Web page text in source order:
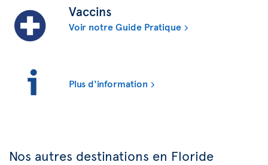
Vaccins
Voir notre Guide Pratique
Plus d'information
Nos autres destinations en Floride